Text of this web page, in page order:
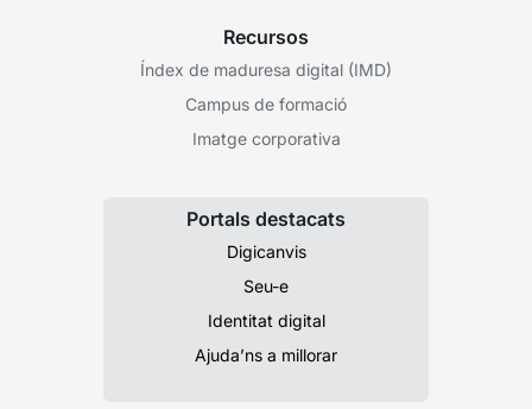
Recursos
Índex de maduresa digital (IMD)
Campus de formació
Imatge corporativa
Portals destacats
Digicanvis
Seu-e
Identitat digital
Ajuda’ns a millorar